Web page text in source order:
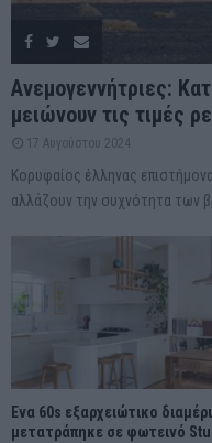
Ανεμογεννήτριες:
μειώνουν τις τιμές
17 Αυγούστου 2024
Κορυφαίος έλληνας
αλλάζουν την συχνότητα των
Ένα 60s εξαρχειώτικο
μετατράπηκε σε φωτεινό